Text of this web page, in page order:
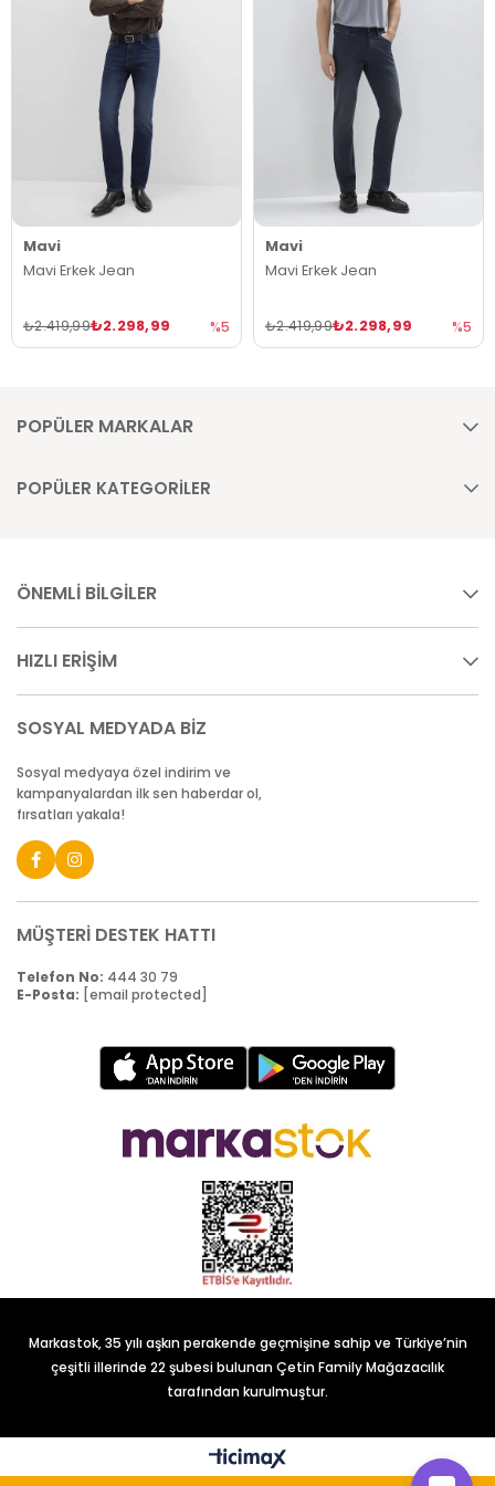
Mavi
Mavi Erkek Jean
₺2.298,99
₺2.419,99 %5
Mavi
Mavi Erkek Jean
₺2.298,99
₺2.419,99 %5
POPÜLER MARKALAR
POPÜLER KATEGORİLER
ÖNEMLİ BİLGİLER
HIZLI ERİŞİM
SOSYAL MEDYADA BİZ
Sosyal medyaya özel indirim ve
kampanyalardan ilk sen haberdar ol,
fırsatları yakala!
MÜŞTERİ DESTEK HATTI
Telefon No: 444 30 79
E-Posta: [email protected]
Markastok, 35 yılı aşkın perakende geçmişine sahip ve Türkiye’nin
çeşitli illerinde 22 şubesi bulunan Çetin Family Mağazacılık
tarafından kurulmuştur.